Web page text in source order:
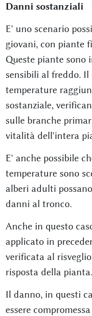
Danni sostanziali
E' uno scenario
giovani, con piante
Queste piante
sensibili al freddo. Il
temperature
sostanziale,
sulle branche
vitalità dell'intera
E' anche possibile
temperature sono
alberi adulti
danni al tronco.
Anche in questo
applicato in
verificata al
risposta della pianta.
Il danno, in questi
essere